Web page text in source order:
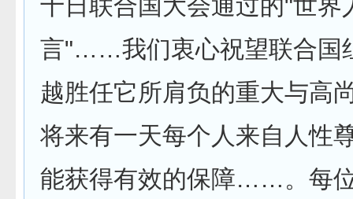
十日联合国大会通过的"世界
言"……我们衷心祝望联合国
越胜任它所肩负的重大与高
将来有一天每个人来自人性
能获得有效的保障……。每